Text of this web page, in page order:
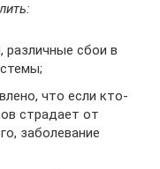
сбои в
что если кто-
страдает от
заболевание